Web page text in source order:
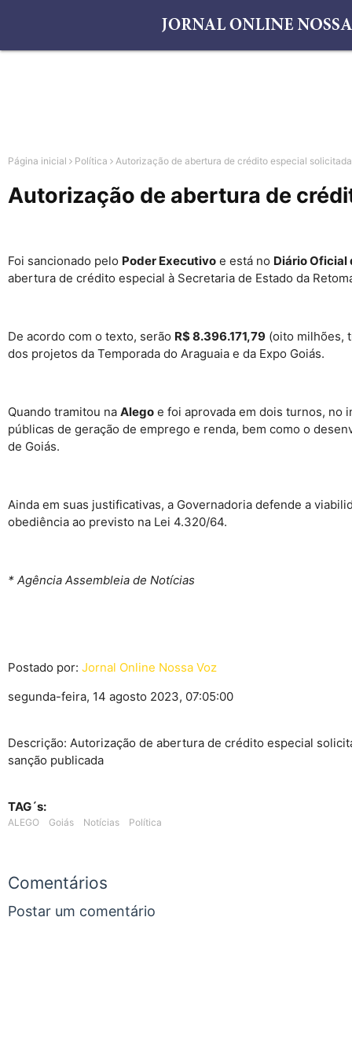
Página inicial Política Autorização de abertura de crédito especial
Autorização de abertura de
Foi sancionado pelo Poder Executivo e está no Diário Oficial
abertura de crédito especial à Secretaria de Estado da
De acordo com o texto, serão R$ 8.396.171,79 (oito milhões,
dos projetos da Temporada do Araguaia e da Expo Goiás.
Quando tramitou na Alego e foi aprovada em dois turnos, no
públicas de geração de emprego e renda, bem como o
de Goiás.
Ainda em suas justificativas, a Governadoria defende a
obediência ao previsto na Lei 4.320/64.
* Agência Assembleia de Notícias
Postado por: Jornal Online Nossa Voz
segunda-feira, 14 agosto 2023, 07:05:00
Descrição: Autorização de abertura de crédito especial
sanção publicada
TAG´s:
ALEGO Goiás Notícias Política
Comentários
Postar um comentário